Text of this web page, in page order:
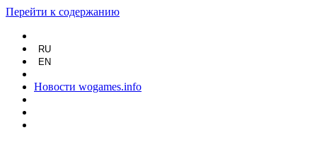
Перейти к содержанию
RU
EN
Новости wogames.info